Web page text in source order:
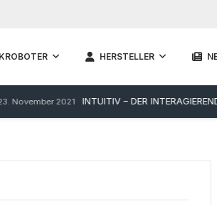
HERSTELLER
2021 INTUITIV – DER INTERAGIERENDE